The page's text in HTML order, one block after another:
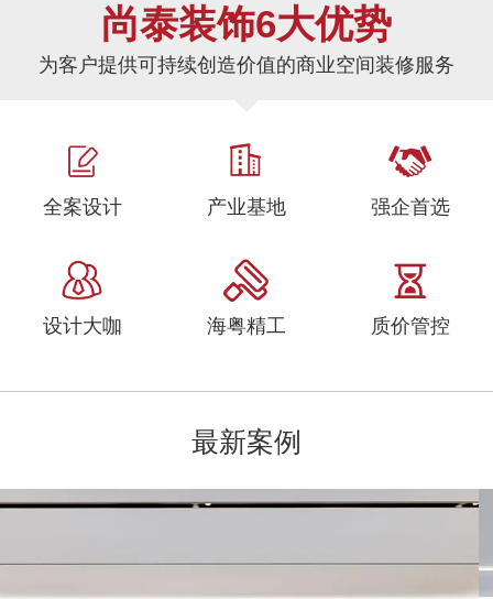
尚泰装饰6大优势
为客户提供可持续创造价值的商业空间装修服务
全案设计 产业基地 强企首选
设计大咖 海粤精工 质价管控
最新案例